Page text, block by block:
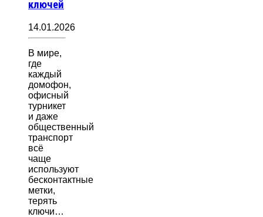
ключей
14.01.2026
В мире,
где
каждый
домофон,
офисный
турникет
и даже
общественный
транспорт
всё
чаще
используют
бесконтактные
метки,
терять
ключи…